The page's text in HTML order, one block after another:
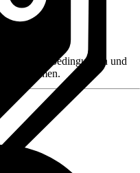
Rückgabebedingungen und